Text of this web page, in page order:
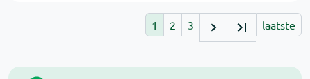
1 2 3 laatste